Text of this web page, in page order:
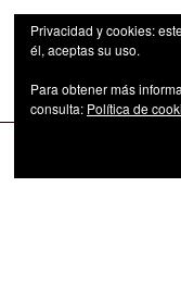
Las series de
Privacidad y cookies:
él, aceptas su uso.
Para obtener más
consulta: Política de